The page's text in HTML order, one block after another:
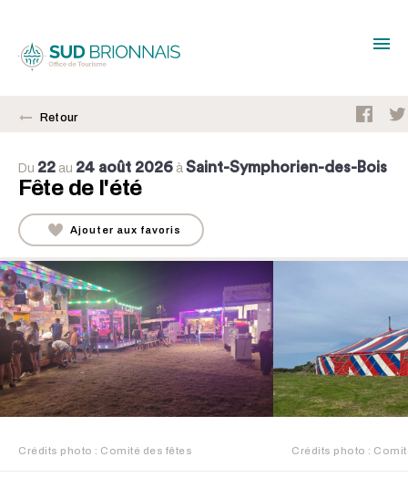
Retour
Du 22 au 24 août 2026 à Saint-Symphorien-des-Bois
Fête de l'été
Ajouter aux favoris
Crédits photo : Comité des fêtes Crédits photo :